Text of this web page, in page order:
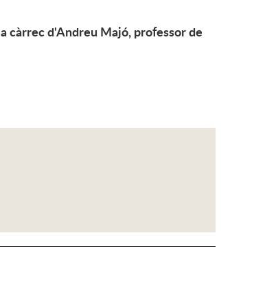
a càrrec d'Andreu Majó, professor de